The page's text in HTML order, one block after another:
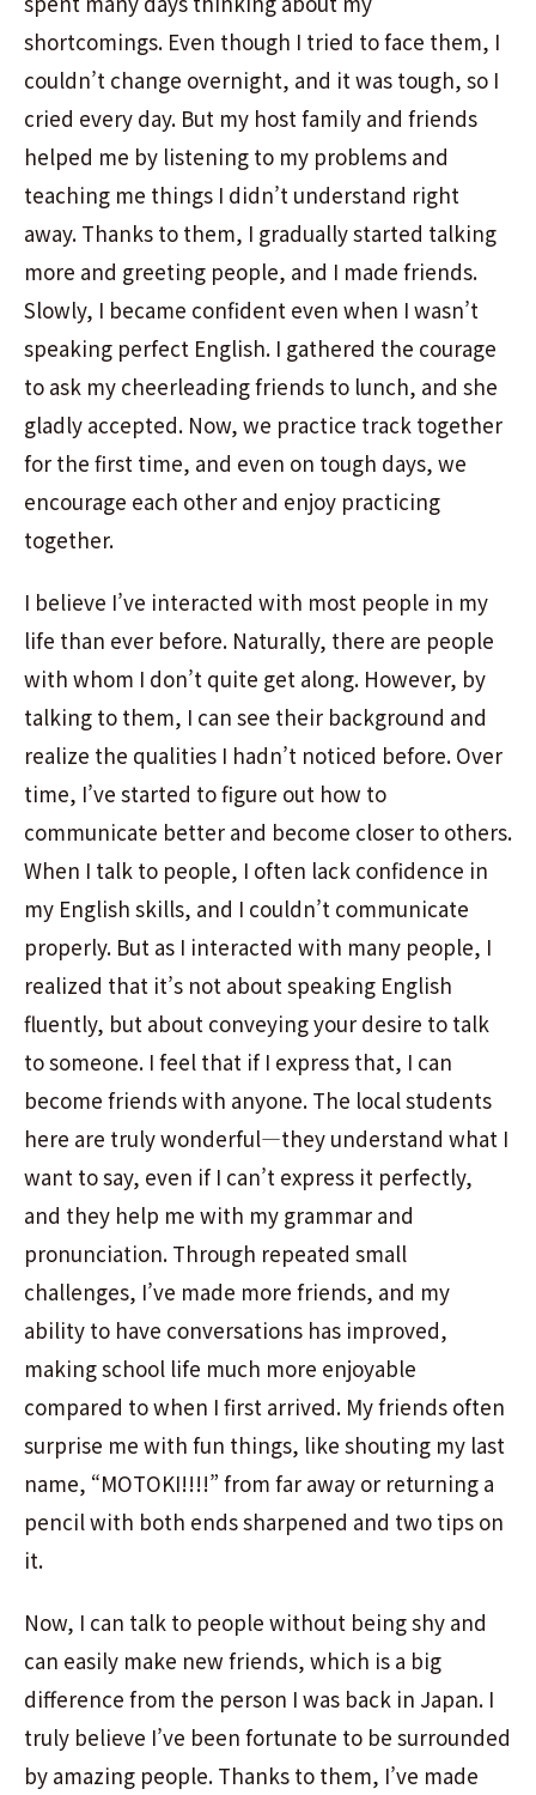
shortcomings. Even though I tried to face them, I
couldn’t change overnight, and it was tough, so I
cried every day. But my host family and friends
helped me by listening to my problems and
teaching me things I didn’t understand right
away. Thanks to them, I gradually started talking
more and greeting people, and I made friends.
Slowly, I became confident even when I wasn’t
speaking perfect English. I gathered the courage
to ask my cheerleading friends to lunch, and she
gladly accepted. Now, we practice track together
for the first time, and even on tough days, we
encourage each other and enjoy practicing
together.
I believe I’ve interacted with most people in my
life than ever before. Naturally, there are people
with whom I don’t quite get along. However, by
talking to them, I can see their background and
realize the qualities I hadn’t noticed before. Over
time, I’ve started to figure out how to
communicate better and become closer to others.
When I talk to people, I often lack confidence in
my English skills, and I couldn’t communicate
properly. But as I interacted with many people, I
realized that it’s not about speaking English
fluently, but about conveying your desire to talk
to someone. I feel that if I express that, I can
become friends with anyone. The local students
here are truly wonderful—they understand what I
want to say, even if I can’t express it perfectly,
and they help me with my grammar and
pronunciation. Through repeated small
challenges, I’ve made more friends, and my
ability to have conversations has improved,
making school life much more enjoyable
compared to when I first arrived. My friends often
surprise me with fun things, like shouting my last
name, “MOTOKI!!!!” from far away or returning a
pencil with both ends sharpened and two tips on
it.
Now, I can talk to people without being shy and
can easily make new friends, which is a big
difference from the person I was back in Japan. I
truly believe I’ve been fortunate to be surrounded
by amazing people. Thanks to them, I’ve made